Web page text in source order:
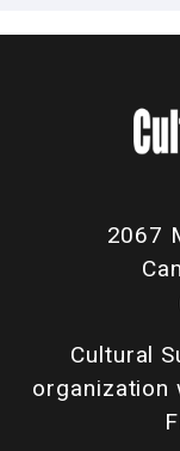
2067
Cultural
organization